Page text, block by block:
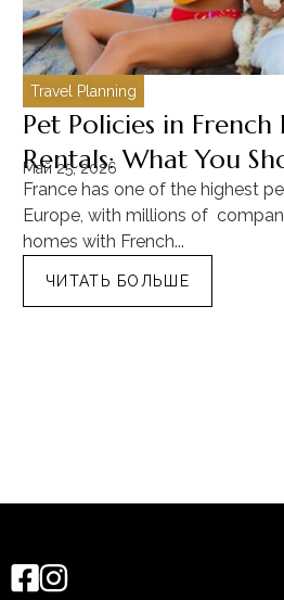
Travel Planning
Pet Policies in
Rentals: What You
Май 25, 2026
France has one of the highest
Europe, with millions of
homes with French...
ЧИТАТЬ БОЛЬШЕ